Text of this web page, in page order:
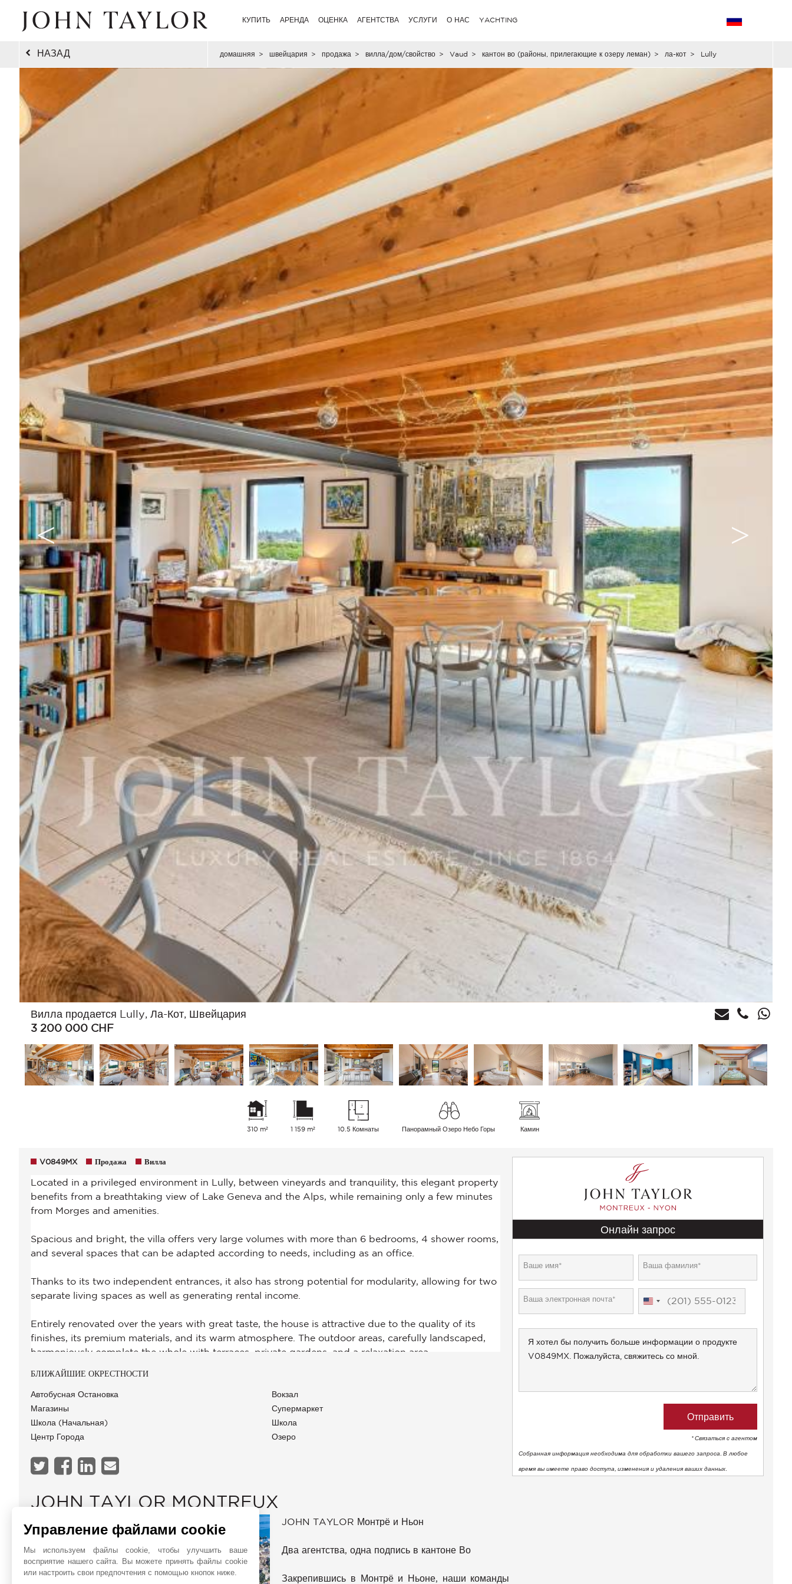
КУПИТЬ АРЕНДА ОЦЕНКА АГЕНТСТВА УСЛУГИ О НАС YACHTING
НАЗАД домашняя > швейцария > продажа > вилла/дом/свойство > Vaud > кантон во (районы, прилегающие к озеру леман) > ла-кот > Lully
Вилла продается Lully, Ла-Кот, Швейцария
3 200 000 CHF
310 m² 1 159 m² 10.5 Комнаты Панорамный Озеро Небо Горы Камин
V0849MX Продажа Вилла
БЛИЖАЙШИЕ ОКРЕСТНОСТИ
Автобусная Остановка
Магазины
Школа (начальная)
Центр Города
Вокзал
Супермаркет
Школа
Озеро
JOHN TAYLOR MONTREUX
JOHN TAYLOR Монтрё и Ньон
Два агентства, одна подпись в кантоне Во
Закрепившись в Монтрё и Ньоне, наши команды
Онлайн запрос
United
* Связаться с агентом
Собранная информация необходима для обработки вашего запроса. В любое
время вы имеете право доступа, изменения и удаления ваших данных.
Управление файлами cookie
Мы используем файлы cookie, чтобы улучшить ваше
восприятие нашего сайта. Вы можете принять файлы cookie
или настроить свои предпочтения с помощью кнопок ниже.